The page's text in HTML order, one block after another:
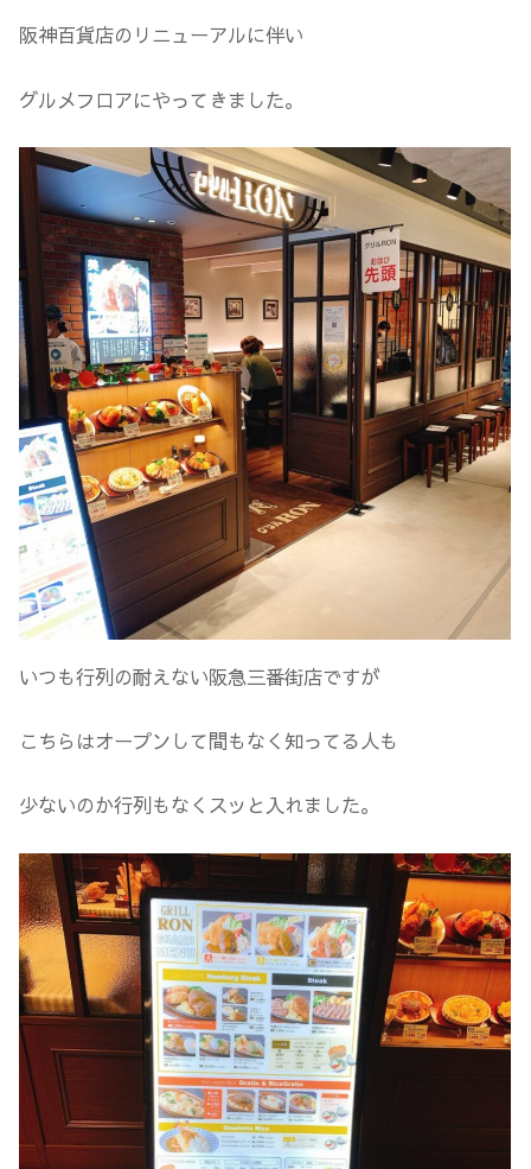
阪神百貨店のリニューアルに伴い
グルメフロアにやってきました。
いつも行列の耐えない阪急三番街店ですが
こちらはオープンして間もなく知ってる人も
少ないのか行列もなくスッと入れました。